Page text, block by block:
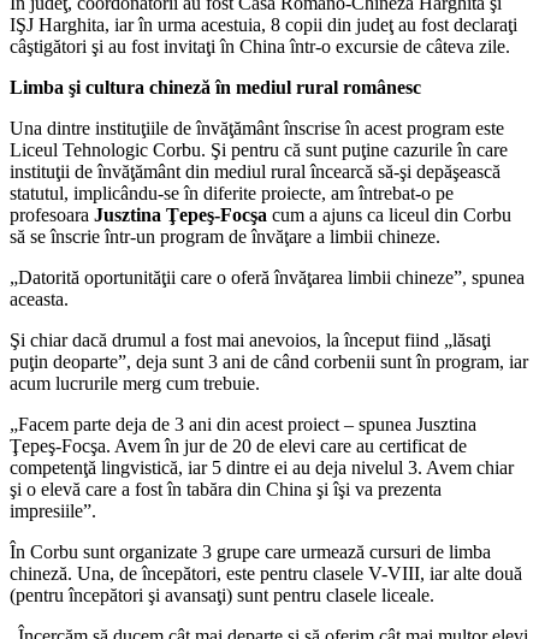
IŞJ Harghita, iar în urma acestuia, 8 copii din judeţ au fost declaraţi
câştigători şi au fost invitaţi în China într-o excursie de câteva zile.
Limba şi cultura chineză în mediul rural românesc
Una dintre instituţiile de învăţământ înscrise în acest program este
Liceul Tehnologic Corbu. Şi pentru că sunt puţine cazurile în care
instituţii de învăţământ din mediul rural încearcă să-şi depăşească
statutul, implicându-se în diferite proiecte, am întrebat-o pe
profesoara Jusztina Ţepeş-Focşa cum a ajuns ca liceul din Corbu
să se înscrie într-un program de învăţare a limbii chineze.
„Datorită oportunităţii care o oferă învăţarea limbii chineze”, spunea
aceasta.
Şi chiar dacă drumul a fost mai anevoios, la început fiind „lăsaţi
puţin deoparte”, deja sunt 3 ani de când corbenii sunt în program, iar
acum lucrurile merg cum trebuie.
„Facem parte deja de 3 ani din acest proiect – spunea Jusztina
Ţepeş-Focşa. Avem în jur de 20 de elevi care au certificat de
competenţă lingvistică, iar 5 dintre ei au deja nivelul 3. Avem chiar
şi o elevă care a fost în tabăra din China şi îşi va prezenta
impresiile”.
În Corbu sunt organizate 3 grupe care urmează cursuri de limba
chineză. Una, de începători, este pentru clasele V-VIII, iar alte două
(pentru începători şi avansaţi) sunt pentru clasele liceale.